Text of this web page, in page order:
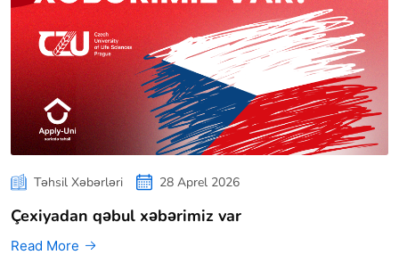
Təhsil Xəbərləri 28 Aprel 2026
Çexiyadan qəbul xəbərimiz var
Read More